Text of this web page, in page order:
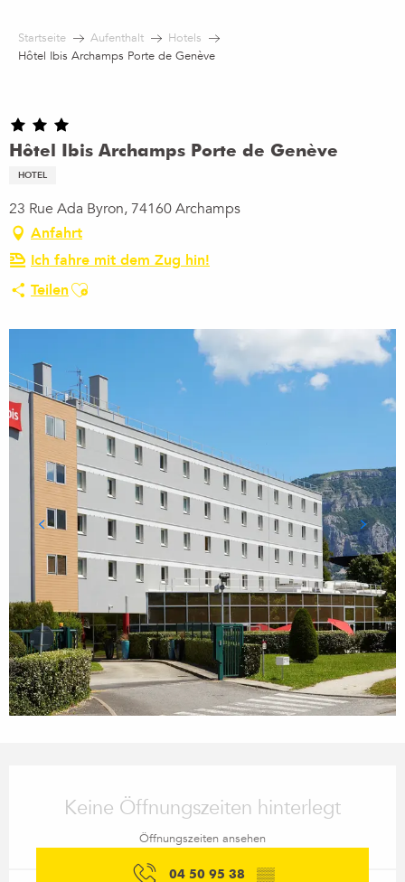
contenu
Startseite Aufenthalt
Hotels
Hôtel Ibis Archamps Porte de Genève
Hôtel Ibis Archamps Porte de Genève
HOTEL
23 Rue Ada Byron, 74160 Archamps
Anfahrt
Ich fahre mit dem Zug hin!
TeilenAjouter aux favoris
Keine Öffnungszeiten hinterlegt
Öffnungszeiten ansehen
04 50 95 38 ▒▒